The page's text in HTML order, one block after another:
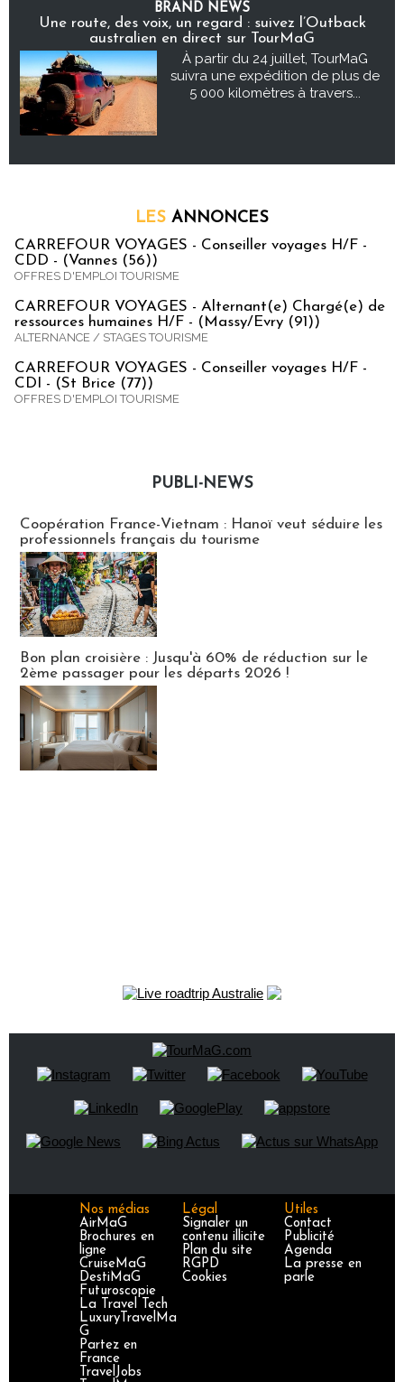
BRAND NEWS
Une route, des voix, un regard : suivez l’Outback
australien en direct sur TourMaG
À partir du 24 juillet, TourMaG
suivra une expédition de plus de
5 000 kilomètres à travers...
LES ANNONCES
CARREFOUR VOYAGES - Conseiller voyages H/F -
CDD - (Vannes (56))
OFFRES D'EMPLOI TOURISME
CARREFOUR VOYAGES - Alternant(e) Chargé(e) de
ressources humaines H/F - (Massy/Evry (91))
ALTERNANCE / STAGES TOURISME
CARREFOUR VOYAGES - Conseiller voyages H/F -
CDI - (St Brice (77))
OFFRES D'EMPLOI TOURISME
PUBLI-NEWS
Coopération France-Vietnam : Hanoï veut séduire les
professionnels français du tourisme
Bon plan croisière : Jusqu'à 60% de réduction sur le
2ème passager pour les départs 2026 !
Nos médias
AirMaG
Brochures en
ligne
CruiseMaG
DestiMaG
Futuroscopie
La Travel Tech
LuxuryTravelMa
G
Partez en
France
TravelJobs
Légal
Signaler un
contenu illicite
Plan du site
RGPD
Cookies
Utiles
Contact
Publicité
Agenda
La presse en
parle